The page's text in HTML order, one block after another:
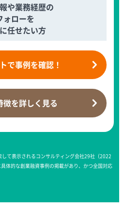
や業務経歴の
ォローを
任せたい方
で事例を確認！
徴を詳しく見る
て表示されるコンサルティング会社29社（2022
体的な創業融資事例の掲載があり、かつ全国対応